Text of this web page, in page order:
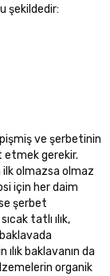
şekildedir:
pişmiş ve şerbetinin
etmek gerekir.
ilk olmazsa olmaz
için her daim
şerbet
tatlı ılık,
baklavada
ılık baklavanın da
organik